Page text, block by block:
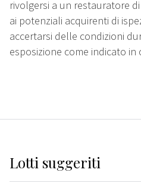
rivolgersi a un restauratore
ai potenziali acquirenti di
accertarsi delle condizioni
esposizione come indicato in
Lotti suggeriti